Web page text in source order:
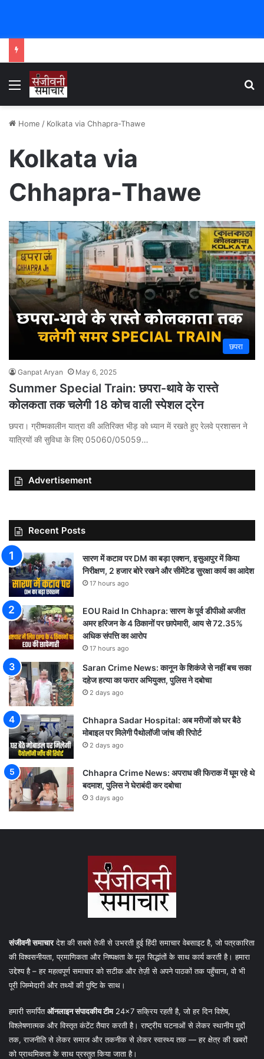
Menu
Home / Kolkata via Chhapra-Thawe
Kolkata via
Chhapra-Thawe
छपरा
Ganpat Aryan May 6, 2025
Summer Special Train: छपरा-थावे के रास्ते
कोलकता तक चलेगी 18 कोच वाली स्पेशल ट्रेन
छपरा। ग्रीष्मकालीन यात्रा की अतिरिक्त भीड़ को ध्यान में रखते हुए रेलवे प्रशासन ने
यात्रियों की सुविधा के लिए 05060/05059…
Advertisement
Recent Posts
सारण में कटाव पर DM का बड़ा एक्शन, इसुआपुर में किया
निरीक्षण, 2 हजार बोरे रखने और सीमेंटेड सुरक्षा कार्य का आदेश
17 hours ago
EOU Raid In Chhapra: सारण के पूर्व डीपीओ अजीत
अमर हरिजन के 4 ठिकानों पर छापेमारी, आय से 72.35%
अधिक संपत्ति का आरोप
17 hours ago
Saran Crime News: कानून के शिकंजे से नहीं बच सका
दहेज हत्या का फरार अभियुक्त, पुलिस ने दबोचा
2 days ago
Chhapra Sadar Hospital: अब मरीजों को घर बैठे
मोबाइल पर मिलेगी पैथोलॉजी जांच की रिपोर्ट
2 days ago
Chhapra Crime News: अपराध की फिराक में घूम रहे थे
बदमाश, पुलिस ने घेराबंदी कर दबोचा
3 days ago
संजीवनी समाचारदेश की सबसे तेजी से उभरती हुई हिंदी समाचार वेबसाइट है, जो पत्रकारिता
की विश्वसनीयता, प्रमाणिकता और निष्पक्षता के मूल सिद्धांतों के साथ कार्य करती है। हमारा
उद्देश्य है – हर महत्वपूर्ण समाचार को सटीक और तेज़ी से अपने पाठकों तक पहुँचाना, वो भी
पूरी जिम्मेदारी और तथ्यों की पुष्टि के साथ।
हमारी समर्पितऑनलाइन संपादकीय टीम24×7 सक्रिय रहती है, जो हर दिन विशेष,
विश्लेषणात्मक और विस्तृत कंटेंट तैयार करती है। राष्ट्रीय घटनाओं से लेकर स्थानीय मुद्दों
तक, राजनीति से लेकर समाज और तकनीक से लेकर स्वास्थ्य तक — हर क्षेत्र की खबरों
को प्राथमिकता के साथ प्रस्तुत किया जाता है।